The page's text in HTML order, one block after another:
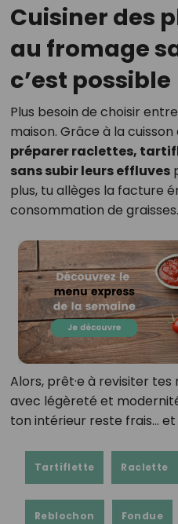
Cuisiner des
au fromage
c’est possible
Plus besoin de choisir
maison. Grâce à la
préparer raclettes,
sans subir leurs effluves
plus, tu allèges la facture
consommation de graisses.
Alors, prêt·e à revisiter
avec légèreté et
ton intérieur reste frais…
Tartiflette Raclette
Reblochon Fondue